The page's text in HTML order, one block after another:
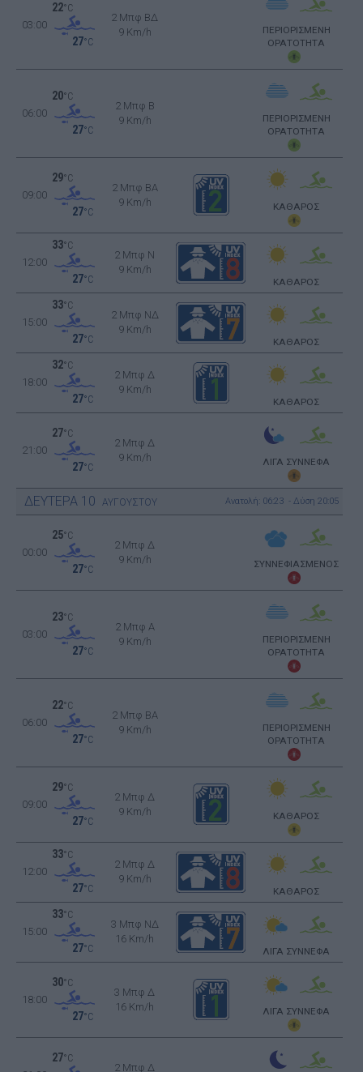
03:00
22°C
27°C
2 Μπφ ΒΔ
9 Km/h
ΠΕΡΙΟΡΙΣΜΕΝΗ
ΟΡΑΤΟΤΗΤΑ
06:00
20°C
27°C
2 Μπφ B
9 Km/h
ΠΕΡΙΟΡΙΣΜΕΝΗ
ΟΡΑΤΟΤΗΤΑ
09:00
29°C
27°C
2 Μπφ BA
9 Km/h
ΚΑΘΑΡΟΣ
12:00
33°C
27°C
2 Μπφ N
9 Km/h
ΚΑΘΑΡΟΣ
15:00
33°C
27°C
2 Μπφ ΝΔ
9 Km/h
ΚΑΘΑΡΟΣ
18:00
32°C
27°C
2 Μπφ Δ
9 Km/h
ΚΑΘΑΡΟΣ
21:00
27°C
27°C
2 Μπφ Δ
9 Km/h
ΛΙΓΑ ΣΥΝΝΕΦΑ
ΔΕΥΤΕΡΑ 10 ΑΥΓΟΥΣΤΟΥ Ανατολή: 06:23 - Δύση 20:05
00:00
25°C
27°C
2 Μπφ Δ
9 Km/h
ΣΥΝΝΕΦΙΑΣΜΕΝΟΣ
03:00
23°C
27°C
2 Μπφ Α
9 Km/h
ΠΕΡΙΟΡΙΣΜΕΝΗ
ΟΡΑΤΟΤΗΤΑ
06:00
22°C
27°C
2 Μπφ BA
9 Km/h
ΠΕΡΙΟΡΙΣΜΕΝΗ
ΟΡΑΤΟΤΗΤΑ
09:00
29°C
27°C
2 Μπφ Δ
9 Km/h
ΚΑΘΑΡΟΣ
12:00
33°C
27°C
2 Μπφ Δ
9 Km/h
ΚΑΘΑΡΟΣ
15:00
33°C
27°C
3 Μπφ ΝΔ
16 Km/h
ΛΙΓΑ ΣΥΝΝΕΦΑ
18:00
30°C
27°C
3 Μπφ Δ
16 Km/h
ΛΙΓΑ ΣΥΝΝΕΦΑ
27°C
2 Μπφ Δ